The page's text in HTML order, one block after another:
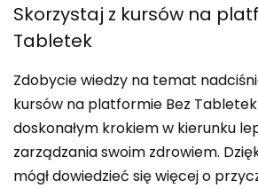
Skorzystaj z kursów na
Tabletek
Zdobycie wiedzy na temat
kursów na platformie Bez
doskonałym krokiem w kierunku
zarządzania swoim zdrowiem.
mógł dowiedzieć się więcej o